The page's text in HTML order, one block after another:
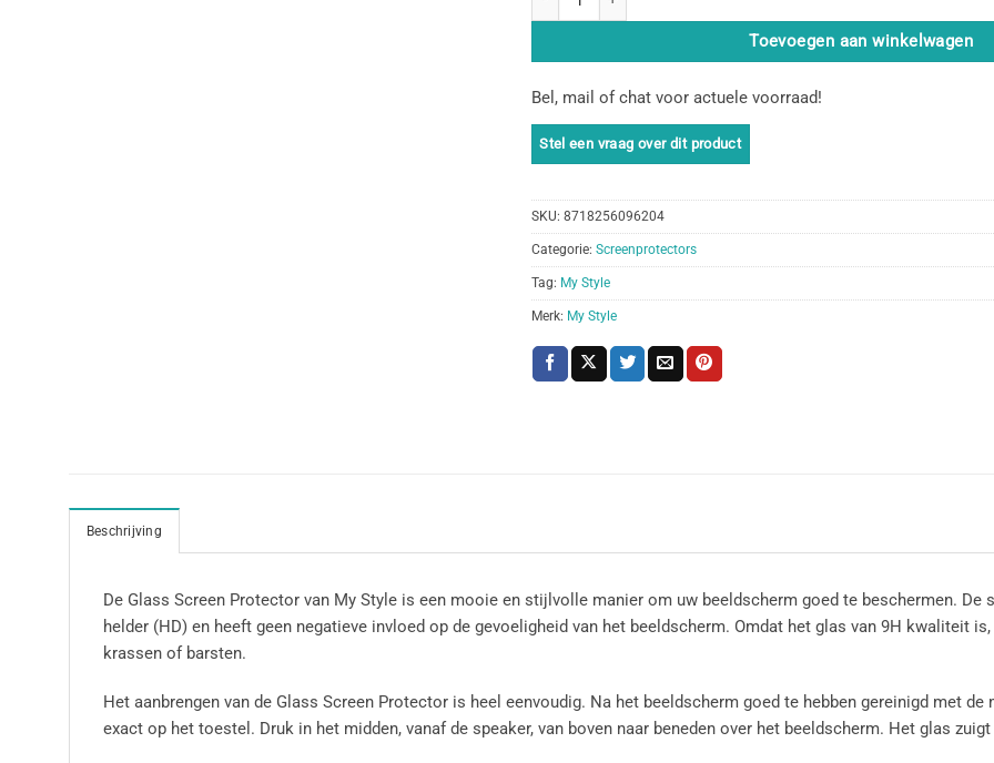
Toevoegen aan winkelwagen
Bel, mail of chat voor actuele voorraad!
SKU: 8718256096204
Categorie: Screenprotectors
Tag: My Style
Merk: My Style
Beschrijving
De Glass Screen Protector van My Style is een mooie en stijlvolle manier om uw beeldscherm goed te beschermen.
helder (HD) en heeft geen negatieve invloed op de gevoeligheid van het beeldscherm. Omdat het glas van 9H kwaliteit
krassen of barsten.
Het aanbrengen van de Glass Screen Protector is heel eenvoudig. Na het beeldscherm goed te hebben gereinigd met
exact op het toestel. Druk in het midden, vanaf de speaker, van boven naar beneden over het beeldscherm. Het glas